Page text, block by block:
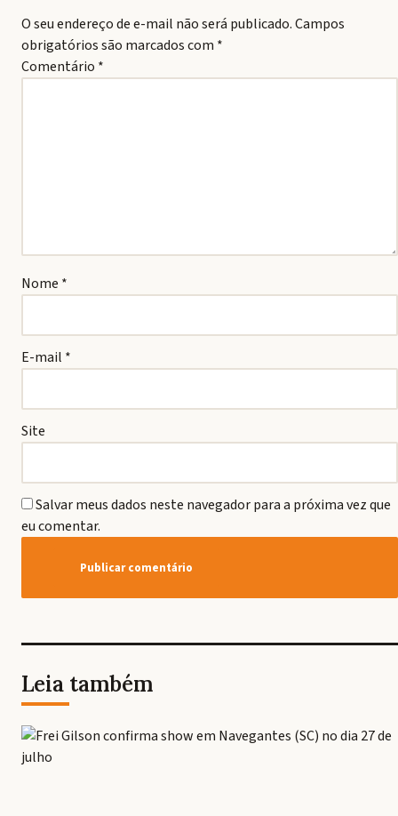
O seu endereço de e-mail não será publicado.Campos
obrigatórios são marcados com *
Comentário *
Nome *
E-mail *
Site
Salvar meus dados neste navegador para a próxima vez que
eu comentar.
Leia também